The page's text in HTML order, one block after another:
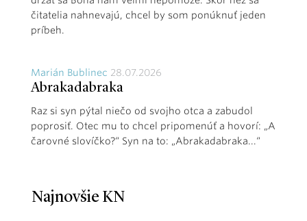
čitatelia nahnevajú, chcel by som ponúknuť jeden
príbeh.
Marián Bublinec 28.07.2026
Abrakadabraka
Raz si syn pýtal niečo od svojho otca a zabudol
poprosiť. Otec mu to chcel pripomenúť a hovorí: „A
čarovné slovíčko?“ Syn na to: „Abrakadabraka...“
Najnovšie KN